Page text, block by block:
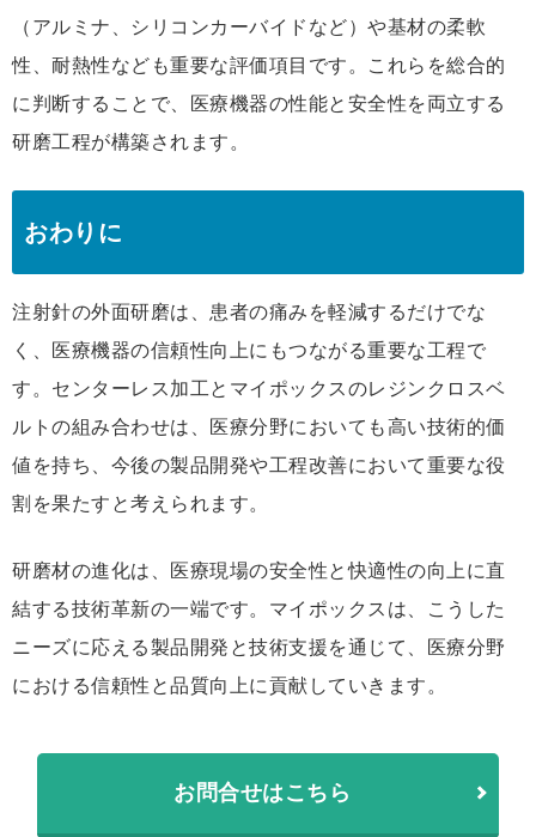
（アルミナ、シリコンカーバイドなど）や基材の柔軟
性、耐熱性なども重要な評価項目です。これらを総合的
に判断することで、医療機器の性能と安全性を両立する
研磨工程が構築されます。
おわりに
注射針の外面研磨は、患者の痛みを軽減するだけでな
く、医療機器の信頼性向上にもつながる重要な工程で
す。センターレス加工とマイポックスのレジンクロスベ
ルトの組み合わせは、医療分野においても高い技術的価
値を持ち、今後の製品開発や工程改善において重要な役
割を果たすと考えられます。
研磨材の進化は、医療現場の安全性と快適性の向上に直
結する技術革新の一端です。マイポックスは、こうした
ニーズに応える製品開発と技術支援を通じて、医療分野
における信頼性と品質向上に貢献していきます。
お問合せはこちら